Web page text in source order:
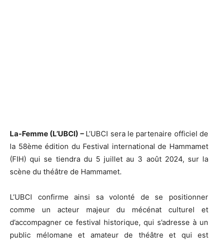
La-Femme (L’UBCI) – L’UBCI sera le partenaire officiel de
la 58ème édition du Festival international de Hammamet
(FIH) qui se tiendra du 5 juillet au 3 août 2024, sur la
scène du théâtre de Hammamet.
L’UBCI confirme ainsi sa volonté de se positionner
comme un acteur majeur du mécénat culturel et
d’accompagner ce festival historique, qui s’adresse à un
public mélomane et amateur de théâtre et qui est